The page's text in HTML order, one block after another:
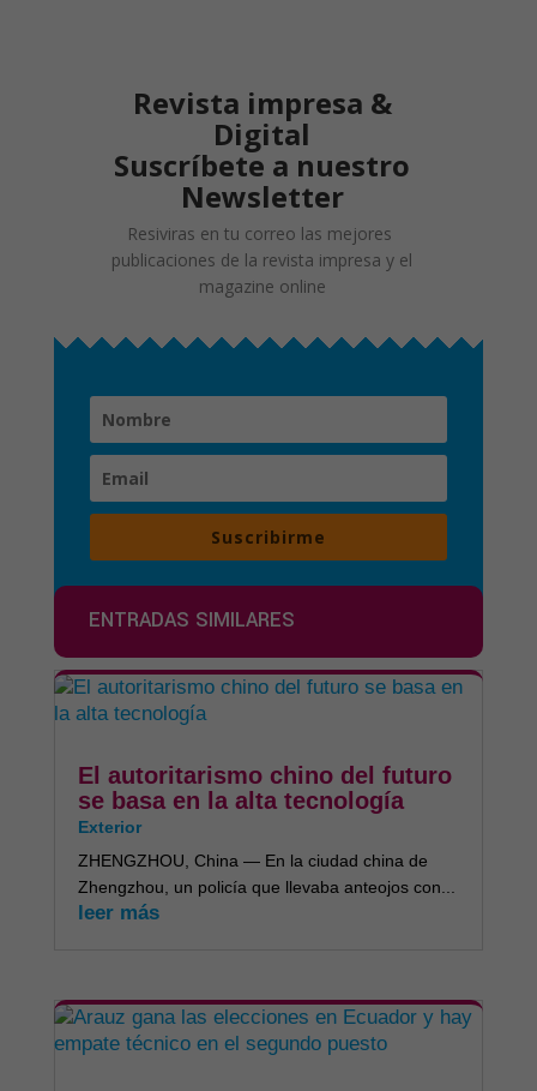
Revista impresa &
Digital
Suscríbete a nuestro
Newsletter
Resiviras en tu correo las mejores
publicaciones de la revista impresa y el
magazine online
Suscribirme
ENTRADAS SIMILARES
El autoritarismo chino del futuro
se basa en la alta tecnología
Exterior
ZHENGZHOU, China — En la ciudad china de
Zhengzhou, un policía que llevaba anteojos con...
leer más